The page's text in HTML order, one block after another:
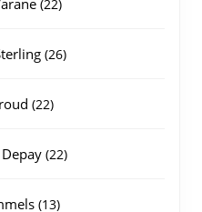
22
2626
2222
2222
1313